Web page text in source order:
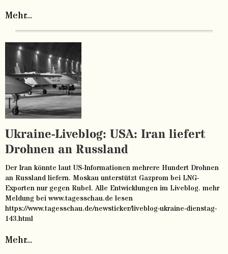
Mehr...
Ukraine-Liveblog: USA: Iran liefert
Drohnen an Russland
Der Iran könnte laut US-Informationen mehrere Hundert Drohnen
an Russland liefern. Moskau unterstützt Gazprom bei LNG-
Exporten nur gegen Rubel. Alle Entwicklungen im Liveblog. mehr
Meldung bei www.tagesschau.de lesen
https://www.tagesschau.de/newsticker/liveblog-ukraine-dienstag-
143.html
Mehr...